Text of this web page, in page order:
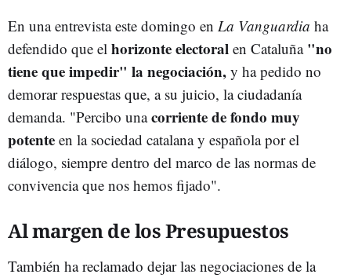
En una entrevista este domingo en La Vanguardia ha
defendido que el horizonte electoral en Cataluña "no
tiene que impedir" la negociación, y ha pedido no
demorar respuestas que, a su juicio, la ciudadanía
demanda. "Percibo unacorriente de fondo muy
potente en la sociedad catalana y española por el
diálogo, siempre dentro del marco de las normas de
convivencia que nos hemos fijado".
Al margen de los Presupuestos
También ha reclamado dejar las negociaciones de la